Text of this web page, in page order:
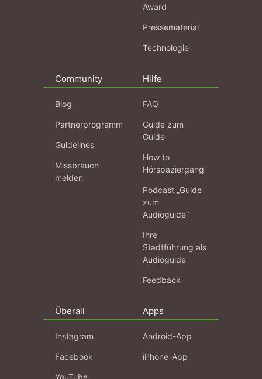
Award
Pressematerial
Technologie
Community
Blog
Partnerprogramm
Guidelines
Missbrauch
melden
Hilfe
FAQ
Guide zum
Guide
How to
Hörspaziergang
Podcast „Guide
zum
Audioguide“
Ihre
Stadtführung als
Audioguide
Feedback
Überall
Instagram
Facebook
YouTube
Apps
Android-App
iPhone-App